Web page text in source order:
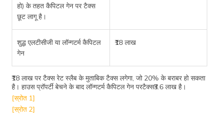
हो) के तहत कैपिटल गेन पर टैक्स
छूट लागू है।
शुद्ध एलटीसीजी या लॉन्गटर्म कैपिटल
गेन
₹18 लाख
₹18 लाख पर टैक्स रेट स्लैब के मुताबिक टैक्स लगेगा, जो 20% के बराबर हो सकता
है। हाउस प्रॉपर्टी बेचने के बाद लॉन्गटर्म कैपिटल गेन परटैक्स₹3.6 लाख है।
[स्रोत 1]
[स्रोत 2]